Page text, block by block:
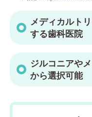
メディカルト
する歯科医院
ジルコニアや
から選択可能